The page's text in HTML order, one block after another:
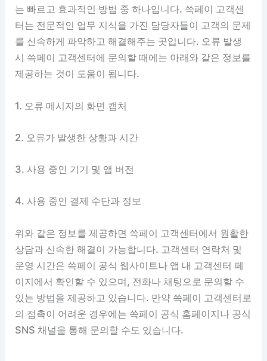
는 빠르고 효과적인 방법 중 하나입니다. 쓱페이 고객센
터는 전문적인 업무 지식을 가진 담당자들이 고객의 문제
를 신속하게 파악하고 해결해주는 곳입니다. 오류 발생
시 쓱페이 고객센터에 문의할 때에는 아래와 같은 정보를
제공하는 것이 도움이 됩니다.
1. 오류 메시지의 화면 캡처
2. 오류가 발생한 상황과 시간
3. 사용 중인 기기 및 앱 버전
4. 사용 중인 결제 수단과 정보
위와 같은 정보를 제공하면 쓱페이 고객센터에서 원활한
상담과 신속한 해결이 가능합니다. 고객센터 연락처 및
운영 시간은 쓱페이 공식 웹사이트나 앱 내 고객센터 페
이지에서 확인할 수 있으며, 전화나 채팅으로 문의할 수
있는 방법을 제공하고 있습니다. 만약 쓱페이 고객센터로
의 접촉이 어려운 경우에는 쓱페이 공식 홈페이지나 공식
SNS 채널을 통해 문의할 수도 있습니다.